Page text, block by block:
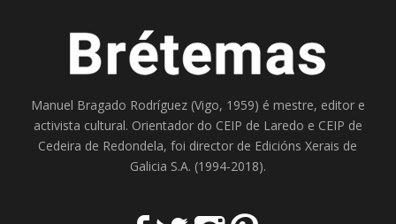
Manuel Bragado Rodríguez (Vigo, 1959) é mestre, editor e
activista cultural. Orientador do CEIP de Laredo e CEIP de
Cedeira de Redondela, foi director de Edicións Xerais de
Galicia S.A. (1994-2018).